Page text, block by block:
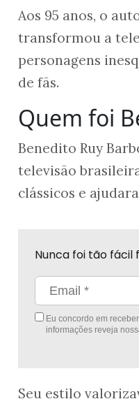
Facebook
Linkedin
Twitter
Aos 95 anos, o
transformou a
personagens
de fãs.
Quem foi
Benedito Ruy
televisão
clássicos e
Nunca foi tão
Eu concordo em
informações reveja
Seu estilo